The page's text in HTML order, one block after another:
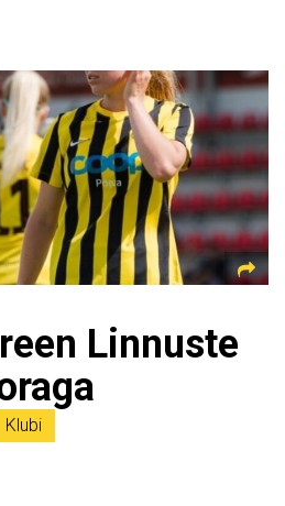
Linnuste
Klubi